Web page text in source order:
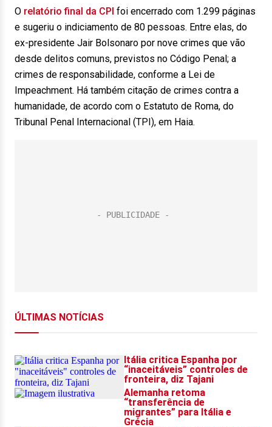
O relatório final da CPI foi encerrado com 1.299 páginas
e sugeriu o indiciamento de 80 pessoas. Entre elas, do
ex-presidente Jair Bolsonaro por nove crimes que vão
desde delitos comuns, previstos no Código Penal; a
crimes de responsabilidade, conforme a Lei de
Impeachment. Há também citação de crimes contra a
humanidade, de acordo com o Estatuto de Roma, do
Tribunal Penal Internacional (TPI), em Haia.